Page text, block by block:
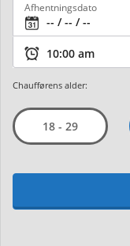
Afhentningsdato
Chaufførens alder:
18 - 29